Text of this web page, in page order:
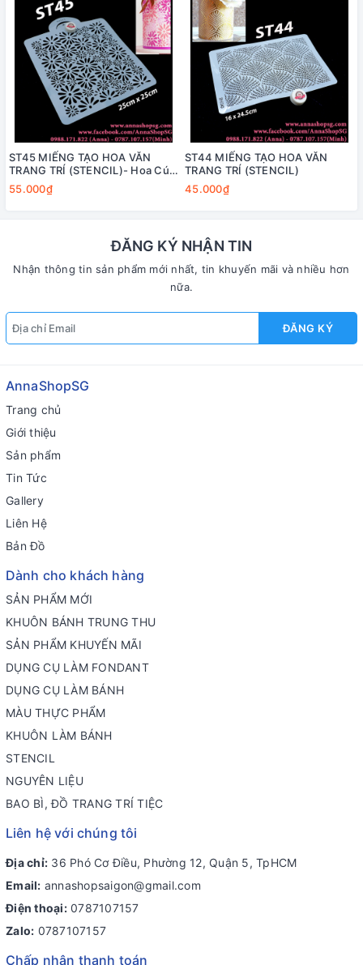
ST45 MIẾNG TẠO HOA VĂN
TRANG TRÍ (STENCIL)- Hoa Cúc
Nhiều Size
55.000₫
ST44 MIẾNG TẠO HOA VĂN
TRANG TRÍ (STENCIL)
45.000₫
ĐĂNG KÝ NHẬN TIN
Nhận thông tin sản phẩm mới nhất, tin khuyến mãi và nhiều hơn
nữa.
ĐĂNG KÝ
AnnaShopSG
Trang chủ
Giới thiệu
Sản phẩm
Tin Tức
Gallery
Liên Hệ
Bản Đồ
Dành cho khách hàng
SẢN PHẨM MỚI
KHUÔN BÁNH TRUNG THU
SẢN PHẨM KHUYẾN MÃI
DỤNG CỤ LÀM FONDANT
DỤNG CỤ LÀM BÁNH
MÀU THỰC PHẨM
KHUÔN LÀM BÁNH
STENCIL
NGUYÊN LIỆU
BAO BÌ, ĐỒ TRANG TRÍ TIỆC
Liên hệ với chúng tôi
Địa chỉ: 36 Phó Cơ Điều, Phường 12, Quận 5, TpHCM
Email: annashopsaigon@gmail.com
Điện thoại: 0787107157
Zalo: 0787107157
Chấp nhận thanh toán